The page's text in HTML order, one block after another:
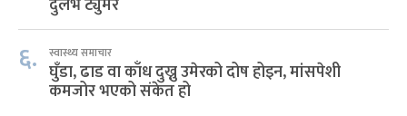
दुर्लभ ट्युमर
६. स्वास्थ्य समाचार
घुँडा, ढाड वा काँध दुख्नु उमेरको दोष होइन, मांसपेशी
कमजोर भएको संकेत हो